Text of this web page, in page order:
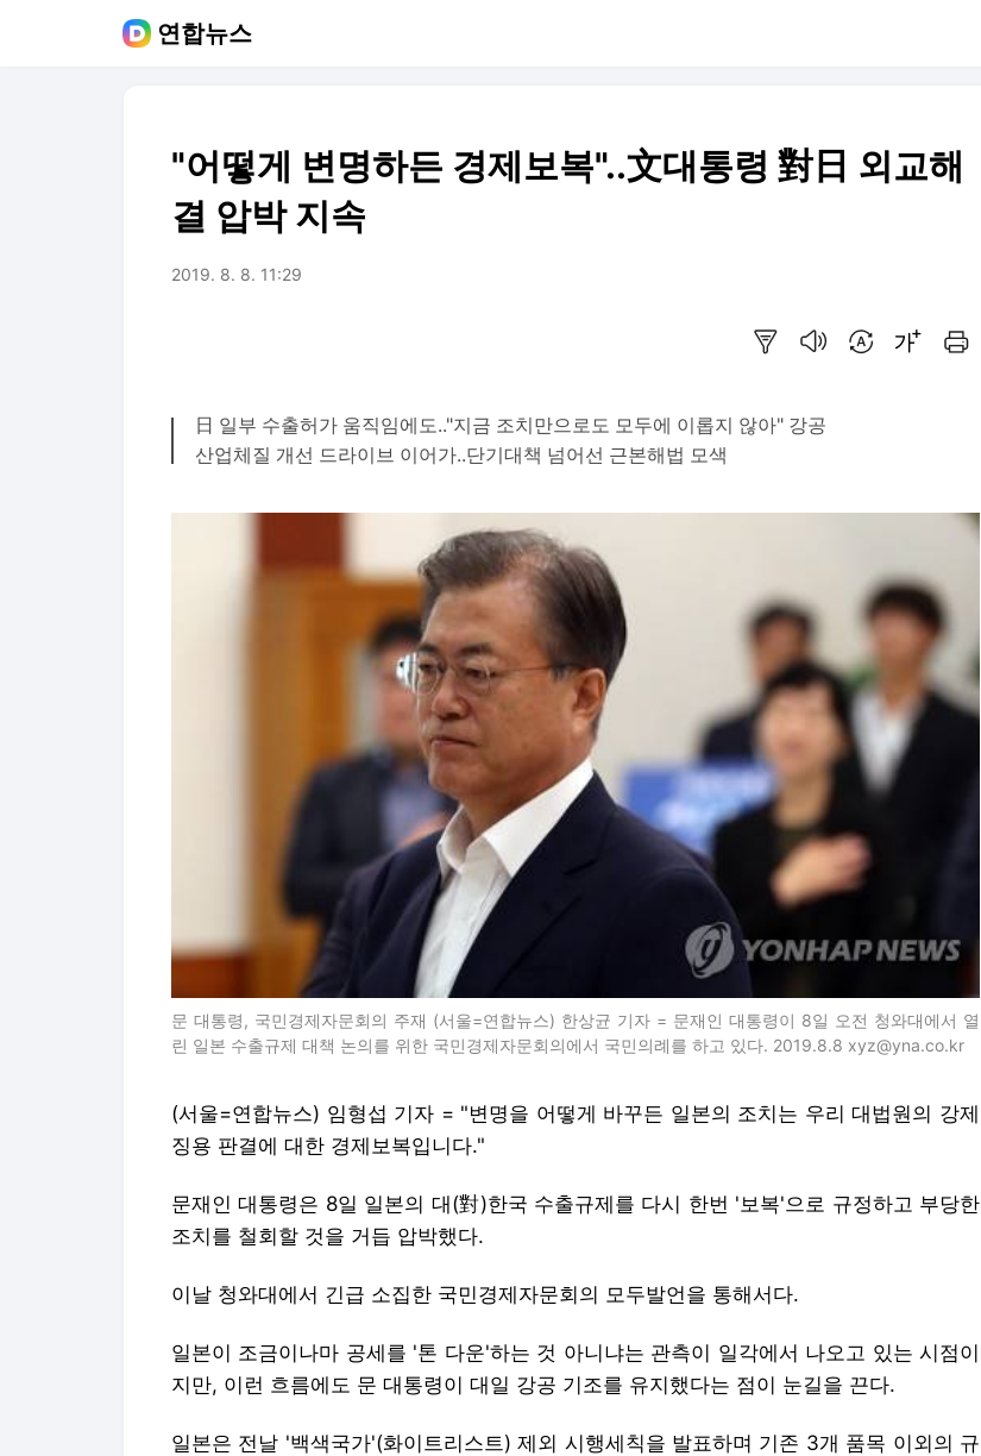
연합뉴스
"어떻게 변명하든 경제보복"..文대통령 對日 외교해
결 압박 지속
2019. 8. 8. 11:29
日 일부 수출허가 움직임에도.."지금 조치만으로도 모두에 이롭지 않아" 강공
산업체질 개선 드라이브 이어가..단기대책 넘어선 근본해법 모색
문 대통령, 국민경제자문회의 주재 (서울=연합뉴스) 한상균 기자 = 문재인 대통령이 8일 오전 청와대에서 열
린 일본 수출규제 대책 논의를 위한 국민경제자문회의에서 국민의례를 하고 있다. 2019.8.8 xyz@yna.co.kr
(서울=연합뉴스) 임형섭 기자 = "변명을 어떻게 바꾸든 일본의 조치는 우리 대법원의 강제
징용 판결에 대한 경제보복입니다."
문재인 대통령은 8일 일본의 대(對)한국 수출규제를 다시 한번 '보복'으로 규정하고 부당한
조치를 철회할 것을 거듭 압박했다.
이날 청와대에서 긴급 소집한 국민경제자문회의 모두발언을 통해서다.
일본이 조금이나마 공세를 '톤 다운'하는 것 아니냐는 관측이 일각에서 나오고 있는 시점이
지만, 이런 흐름에도 문 대통령이 대일 강공 기조를 유지했다는 점이 눈길을 끈다.
일본은 전날 '백색국가'(화이트리스트) 제외 시행세칙을 발표하며 기존 3개 품목 이외의 규